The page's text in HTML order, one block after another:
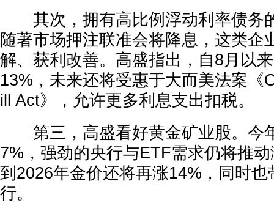
其次，拥有高比例浮动利率债务
随著市场押注联准会将降息，这类企
解、获利改善。高盛指出，自8月以
13%，未来还将受惠于大而美法案《
ill Act》，允许更多利息支出扣税。
第三，高盛看好黄金矿业股。今
7%，强劲的央行与ETF需求仍将推
到2026年金价还将再涨14%，同时
行。